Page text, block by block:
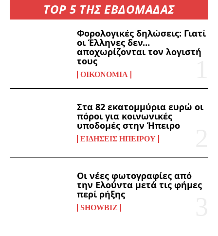
TOP 5 ΤΗΣ ΕΒΔΟΜΑΔΑΣ
Φορολογικές δηλώσεις: Γιατί
οι Έλληνες δεν…
αποχωρίζονται τον λογιστή
τους
ΟΙΚΟΝΟΜΊΑ
Στα 82 εκατομμύρια ευρώ οι
πόροι για κοινωνικές
υποδομές στην Ήπειρο
ΕΙΔΉΣΕΙΣ ΗΠΕΊΡΟΥ
Οι νέες φωτογραφίες από
την Ελούντα μετά τις φήμες
περί ρήξης
SHOWBIZ